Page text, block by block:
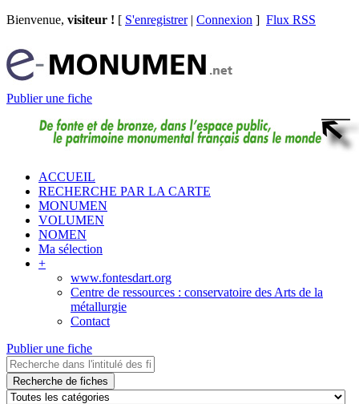
Bienvenue, visiteur ! [ S'enregistrer| Connexion ] Flux RSS
Publier une fiche
ACCUEIL
RECHERCHE PAR LA CARTE
MONUMEN
VOLUMEN
NOMEN
Ma sélection
+
www.fontesdart.org
Centre de ressources : conservatoire des Arts de la
métallurgie
Contact
Publier une fiche
Recherche de fiches